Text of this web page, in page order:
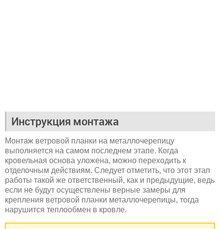
Инструкция монтажа
Монтаж ветровой планки на металлочерепицу
выполняется на самом последнем этапе. Когда
кровельная основа уложена, можно переходить к
отделочным действиям. Следует отметить, что этот этап
работы такой же ответственный, как и предыдущие, ведь
если не будут осуществлены верные замеры для
крепления ветровой планки металлочерепицы, тогда
нарушится теплообмен в кровле.